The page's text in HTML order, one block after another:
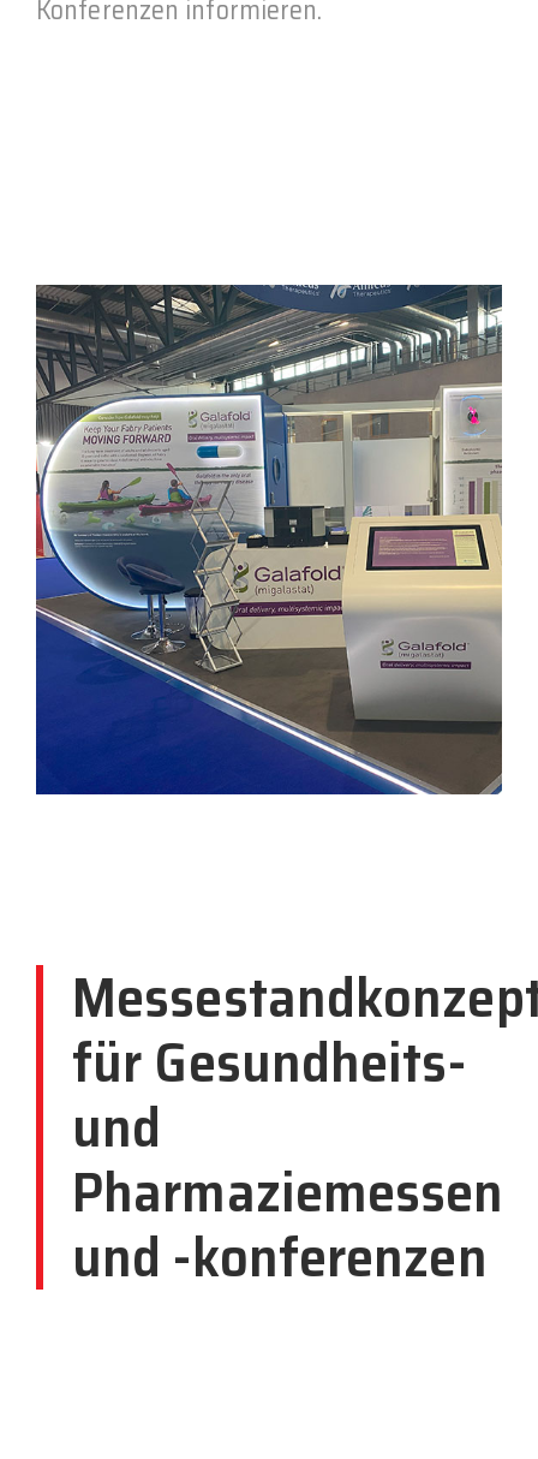
Konferenzen informieren.
für Gesundheits-
und
Pharmaziemessen
und -konferenzen